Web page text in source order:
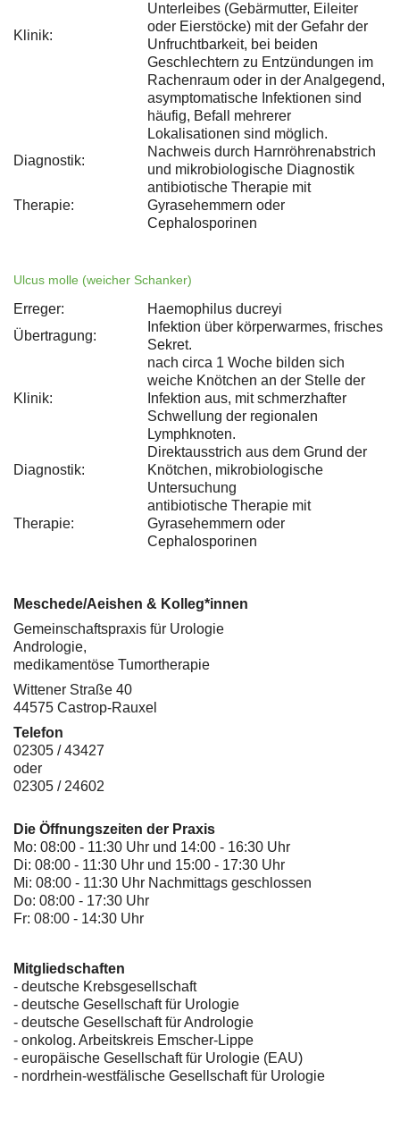
Klinik:
Unterleibes (Gebärmutter, Eileiter
oder Eierstöcke) mit der Gefahr der
Unfruchtbarkeit, bei beiden
Geschlechtern zu Entzündungen im
Rachenraum oder in der Analgegend,
asymptomatische Infektionen sind
häufig, Befall mehrerer
Lokalisationen sind möglich.
Diagnostik:
Nachweis durch Harnröhrenabstrich
und mikrobiologische Diagnostik
Therapie:
antibiotische Therapie mit
Gyrasehemmern oder
Cephalosporinen
Ulcus molle (weicher Schanker)
Erreger:
Haemophilus ducreyi
Übertragung:
Infektion über körperwarmes, frisches
Sekret.
Klinik:
nach circa 1 Woche bilden sich
weiche Knötchen an der Stelle der
Infektion aus, mit schmerzhafter
Schwellung der regionalen
Lymphknoten.
Diagnostik:
Direktausstrich aus dem Grund der
Knötchen, mikrobiologische
Untersuchung
Therapie:
antibiotische Therapie mit
Gyrasehemmern oder
Cephalosporinen
Meschede/Aeishen & Kolleg*innen
Gemeinschaftspraxis für Urologie
Andrologie,
medikamentöse Tumortherapie
Wittener Straße 40
44575 Castrop-Rauxel
Telefon
02305 / 43427
oder
02305 / 24602
Die Öffnungszeiten der Praxis
Mo: 08:00 - 11:30 Uhr und 14:00 - 16:30 Uhr
Di: 08:00 - 11:30 Uhr und 15:00 - 17:30 Uhr
Mi: 08:00 - 11:30 Uhr Nachmittags geschlossen
Do: 08:00 - 17:30 Uhr
Fr: 08:00 - 14:30 Uhr
Mitgliedschaften
- deutsche Krebsgesellschaft
- deutsche Gesellschaft für Urologie
- deutsche Gesellschaft für Andrologie
- onkolog. Arbeitskreis Emscher-Lippe
- europäische Gesellschaft für Urologie (EAU)
- nordrhein-westfälische Gesellschaft für Urologie